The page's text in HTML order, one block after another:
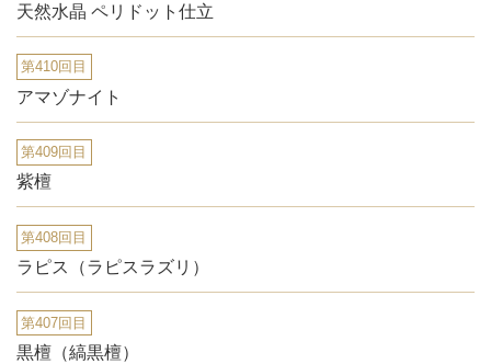
天然水晶 ペリドット仕立
第410回目
アマゾナイト
第409回目
紫檀
第408回目
ラピス（ラピスラズリ）
第407回目
黒檀（縞黒檀）